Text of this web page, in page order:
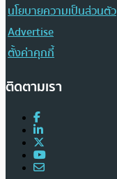
นโยบายความเป็นส่วนตัว
Advertise
ตั้งค่าคุกกี้
ติดตามเรา